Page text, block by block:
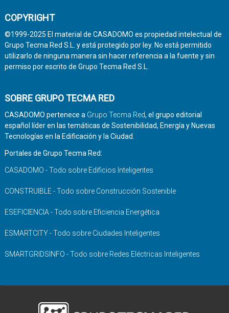
COPYRIGHT
©1999-2025 El material de CASADOMO es propiedad intelectual de
Grupo Tecma Red S.L. y está protegido por ley. No está permitido
utilizarlo de ninguna manera sin hacer referencia a la fuente y sin
permiso por escrito de Grupo Tecma Red S.L.
SOBRE GRUPO TECMA RED
CASADOMO pertenece a Grupo Tecma Red, el grupo editorial
español líder en las temáticas de Sostenibilidad, Energía y Nuevas
Tecnologías en la Edificación y la Ciudad.
Portales de Grupo Tecma Red:
CASADOMO - Todo sobre Edificios Inteligentes
CONSTRUIBLE - Todo sobre Construcción Sostenible
ESEFICIENCIA - Todo sobre Eficiencia Energética
ESMARTCITY - Todo sobre Ciudades Inteligentes
SMARTGRIDSINFO - Todo sobre Redes Eléctricas Inteligentes